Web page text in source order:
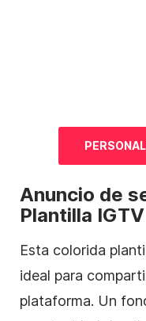
Anuncio de
Plantilla IGTV
Esta colorida
ideal para
plataforma. Un